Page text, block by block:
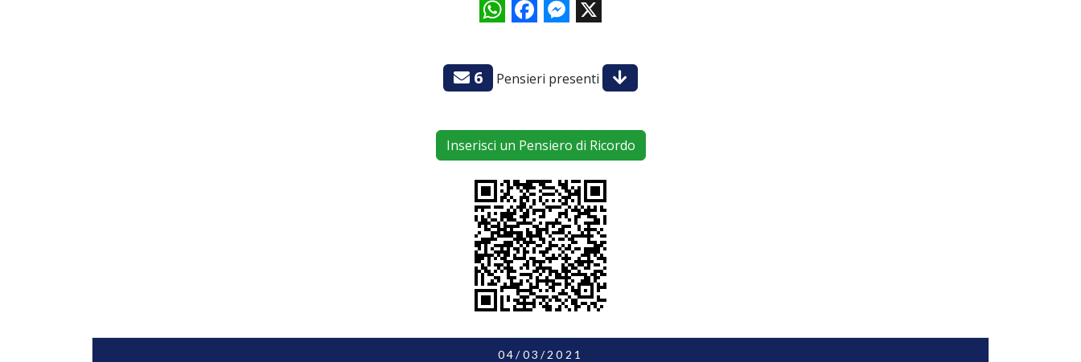
WhatsAppFacebookMessenger
X
6 Pensieri presenti
Inserisci un Pensiero di Ricordo
04/03/2021